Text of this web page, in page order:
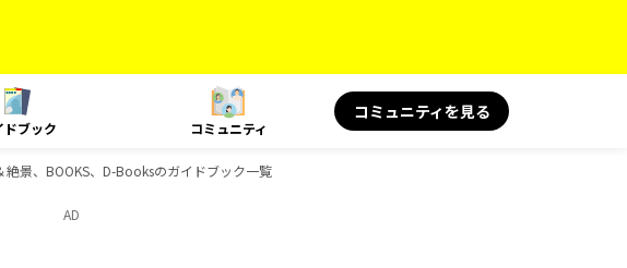
ドブック コミュニティ
コミュニティを見る
景、BOOKS、D-Booksのガイドブック一覧
AD